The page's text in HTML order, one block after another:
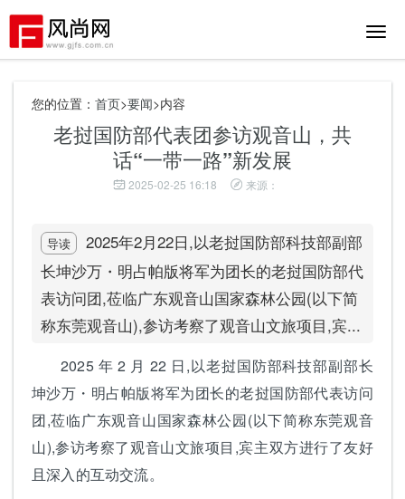
切
您的位置： 首页>要闻>内容
老挝国防部代表团参访观音山，共
话“一带一路”新发展
2025-02-25 16:18 来源：
导读
2025年2月22日,以老挝国防部科技部副部
长坤沙万・明占帕版将军为团长的老挝国防部代
表访问团,莅临广东观音山国家森林公园(以下简
称东莞观音山),参访考察了观音山文旅项目,宾...
2025 年 2 月 22 日,以老挝国防部科技部副部长
坤沙万・明占帕版将军为团长的老挝国防部代表访问
团,莅临广东观音山国家森林公园(以下简称东莞观音
山),参访考察了观音山文旅项目,宾主双方进行了友好
且深入的互动交流。